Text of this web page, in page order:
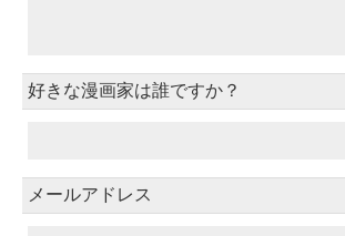
好きな漫画家は誰ですか？
メールアドレス